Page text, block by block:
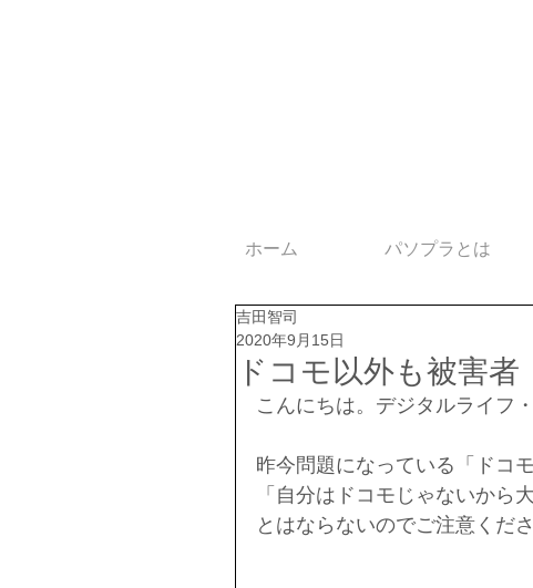
ホーム パソプラとは
ドコモ以外も被害者
吉田智司
2020年9月15日
こんにちは。デジタルライフ
昨今問題になっている「ドコ
「自分はドコモじゃないから大
とはならないのでご注意くださ